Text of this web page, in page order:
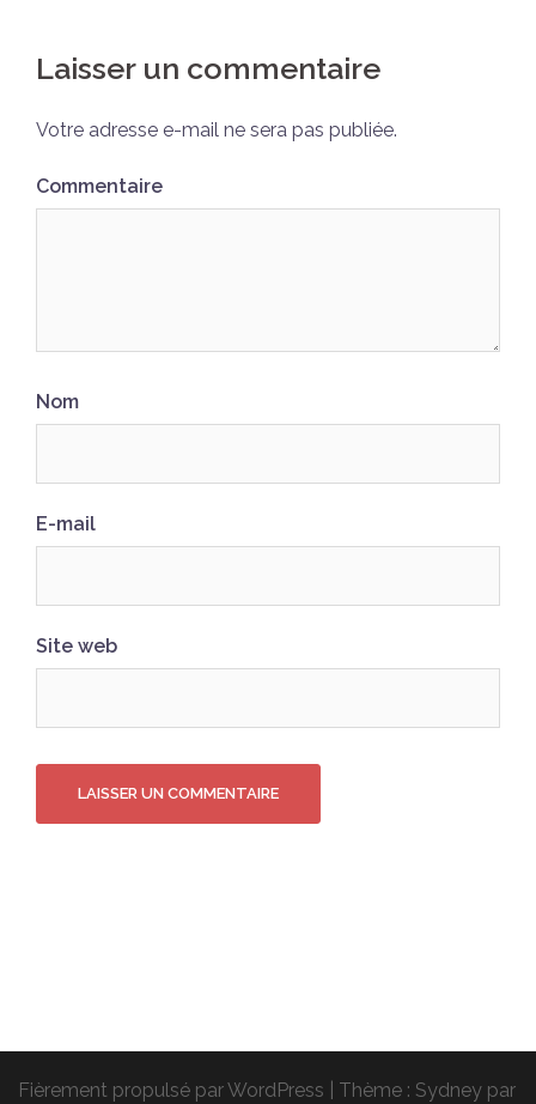
Laisser un commentaire
Votre adresse e-mail ne sera pas publiée.
Commentaire
Nom
E-mail
Site web
Fièrement propulsé par WordPress Thème : Sydney par